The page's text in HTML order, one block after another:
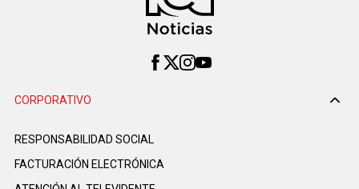
CORPORATIVO
RESPONSABILIDAD SOCIAL
FACTURACIÓN ELECTRÓNICA